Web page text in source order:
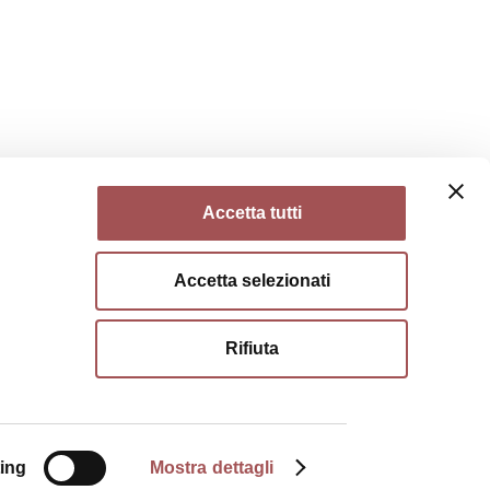
Mostra dettagli
Accetta tutti
Accetta selezionati
Rifiuta
policy Condizioni di utilizzo Condizioni di vendita